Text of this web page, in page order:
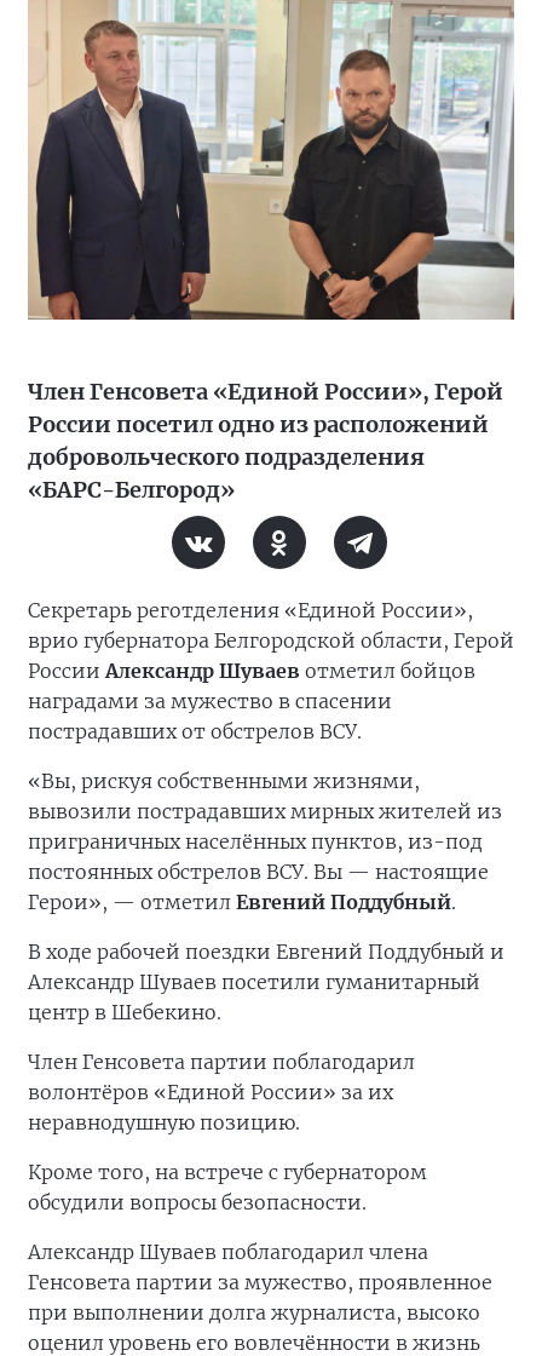
Член Генсовета «Единой России», Герой
России посетил одно из расположений
добровольческого подразделения
«БАРС-Белгород»
Секретарь реготделения «Единой России»,
врио губернатора Белгородской области, Герой
РоссииАлександр Шуваев отметил бойцов
наградами за мужество в спасении
пострадавших от обстрелов ВСУ.
«Вы, рискуя собственными жизнями,
вывозили пострадавших мирных жителей из
приграничных населённых пунктов, из-под
постоянных обстрелов ВСУ. Вы — настоящие
Герои», — отметил Евгений Поддубный.
В ходе рабочей поездки Евгений Поддубный и
Александр Шуваев посетили гуманитарный
центр в Шебекино.
Член Генсовета партии поблагодарил
волонтёров «Единой России» за их
неравнодушную позицию.
Кроме того, на встрече с губернатором
обсудили вопросы безопасности.
Александр Шуваев поблагодарил члена
Генсовета партии за мужество, проявленное
при выполнении долга журналиста, высоко
оценил уровень его вовлечённости в жизнь